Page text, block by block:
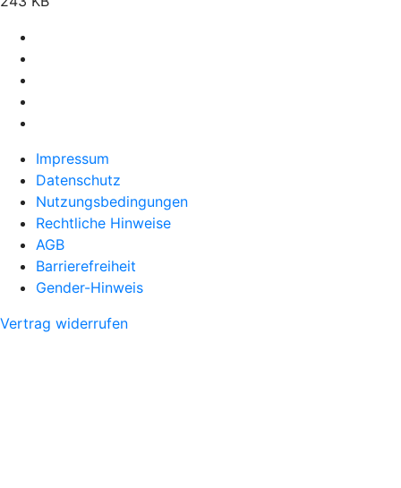
Impressum
Datenschutz
Nutzungsbedingungen
Rechtliche Hinweise
AGB
Barrierefreiheit
Gender-Hinweis
Vertrag widerrufen